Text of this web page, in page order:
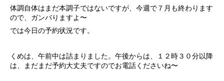
体調自体はまだ本調子ではないですが、今週で７月も終わります
ので、ガンバりますよ〜
では今日の予約状況です。
くめは、午前中は詰まりました。午後からは、１２時３０分以降
は、まだまだ予約大丈夫ですのでお電話くださいね〜